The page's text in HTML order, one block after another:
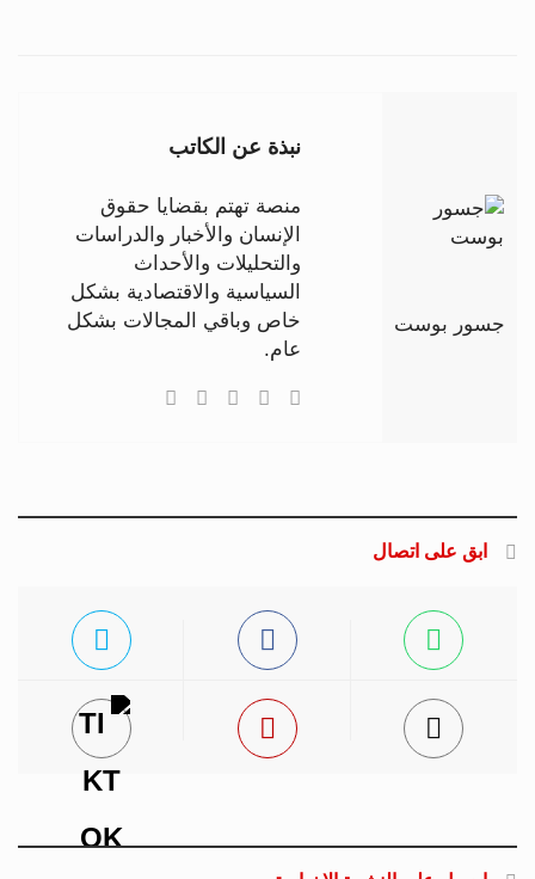
جسور بوست
نبذة عن الكاتب
منصة تهتم بقضايا حقوق
الإنسان والأخبار والدراسات
والتحليلات والأحداث
السياسية والاقتصادية بشكل
خاص وباقي المجالات بشكل
عام.
ابق على اتصال